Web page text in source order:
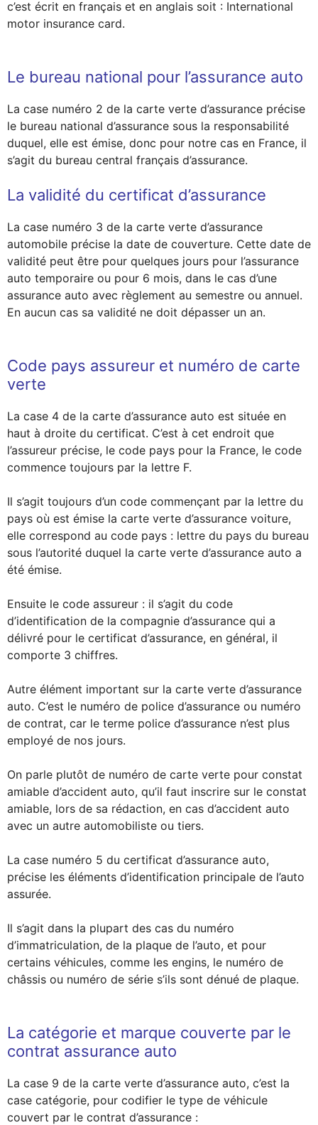
c’est écrit en français et en anglais soit : International
motor insurance card.
Le bureau national pour l’assurance auto
La case numéro 2 de la carte verte d’assurance précise
le bureau national d’assurance sous la responsabilité
duquel, elle est émise, donc pour notre cas en France, il
s’agit du bureau central français d’assurance.
La validité du certificat d’assurance
La case numéro 3 de la carte verte d’assurance
automobile précise la date de couverture. Cette date de
validité peut être pour quelques jours pour l’assurance
auto temporaire ou pour 6 mois, dans le cas d’une
assurance auto avec règlement au semestre ou annuel.
En aucun cas sa validité ne doit dépasser un an.
Code pays assureur et numéro de carte
verte
La case 4 de la carte d’assurance auto est située en
haut à droite du certificat. C’est à cet endroit que
l’assureur précise, le code pays pour la France, le code
commence toujours par la lettre F.
Il s’agit toujours d’un code commençant par la lettre du
pays où est émise la carte verte d’assurance voiture,
elle correspond au code pays : lettre du pays du bureau
sous l’autorité duquel la carte verte d’assurance auto a
été émise.
Ensuite le code assureur : il s’agit du code
d’identification de la compagnie d’assurance qui a
délivré pour le certificat d’assurance, en général, il
comporte 3 chiffres.
Autre élément important sur la carte verte d’assurance
auto. C’est le numéro de police d’assurance ou numéro
de contrat, car le terme police d’assurance n’est plus
employé de nos jours.
On parle plutôt de numéro de carte verte pour constat
amiable d’accident auto, qu’il faut inscrire sur le constat
amiable, lors de sa rédaction, en cas d’accident auto
avec un autre automobiliste ou tiers.
La case numéro 5 du certificat d’assurance auto,
précise les éléments d’identification principale de l’auto
assurée.
Il s’agit dans la plupart des cas du numéro
d’immatriculation, de la plaque de l’auto, et pour
certains véhicules, comme les engins, le numéro de
châssis ou numéro de série s’ils sont dénué de plaque.
La catégorie et marque couverte par le
contrat assurance auto
La case 9 de la carte verte d’assurance auto, c’est la
case catégorie, pour codifier le type de véhicule
couvert par le contrat d’assurance :